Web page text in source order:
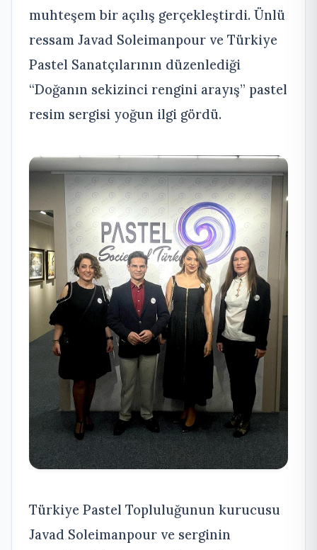
muhteşem bir açılış gerçekleştirdi. Ünlü
ressam Javad Soleimanpour ve Türkiye
Pastel Sanatçılarının düzenlediği
“Doğanın sekizinci rengini arayış” pastel
resim sergisi yoğun ilgi gördü.
Türkiye Pastel Topluluğunun kurucusu
Javad Soleimanpour ve serginin